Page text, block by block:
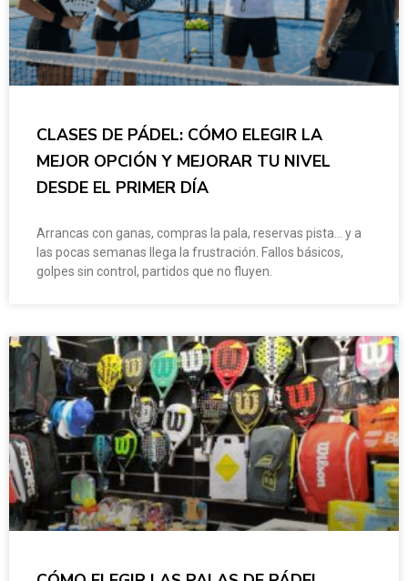
CLASES DE PÁDEL: CÓMO ELEGIR LA
MEJOR OPCIÓN Y MEJORAR TU NIVEL
DESDE EL PRIMER DÍA
Arrancas con ganas, compras la pala, reservas pista… y a
las pocas semanas llega la frustración. Fallos básicos,
golpes sin control, partidos que no fluyen.